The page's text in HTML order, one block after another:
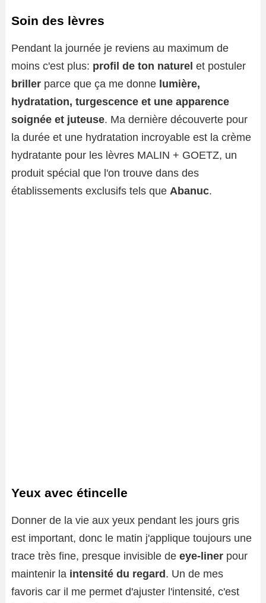
Soin des lèvres
Pendant la journée je reviens au maximum de
moins c'est plus: profil de ton naturel et postuler
briller parce que ça me donne lumière,
hydratation, turgescence et une apparence
soignée et juteuse. Ma dernière découverte pour
la durée et une hydratation incroyable est la crème
hydratante pour les lèvres MALIN + GOETZ, un
produit spécial que l'on trouve dans des
établissements exclusifs tels que Abanuc.
Yeux avec étincelle
Donner de la vie aux yeux pendant les jours gris
est important, donc le matin j'applique toujours une
trace très fine, presque invisible de eye-liner pour
maintenir la intensité du regard . Un de mes
favoris car il me permet d'ajuster l'intensité, c'est